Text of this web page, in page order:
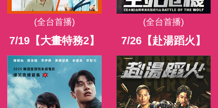
(全台首播) (全台首播)
7/19【大畫特務2】 7/26【赴湯蹈火】